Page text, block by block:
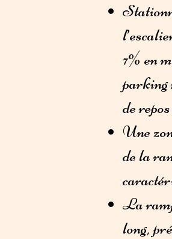
7% en
parking
de
Une
de la
La
long,